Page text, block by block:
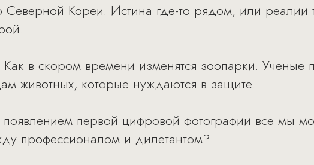
Кореи. Истина где-то рядом, или реалии
в скором времени изменятся зоопарки. Ученые
животных, которые нуждаются в защите.
первой цифровой фотографии все мы
профессионалом и дилетантом?